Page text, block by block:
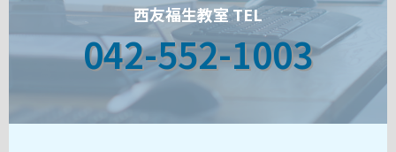
西友福生教室 TEL
042-552-1003